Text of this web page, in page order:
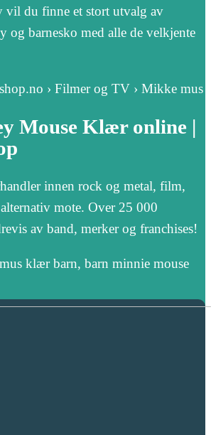
vil du finne et stort utvalg av
og barnesko med alle de velkjente
› Filmer og TV › Mikke mus
Mouse Klær online |
innen rock og metal, film,
mote. Over 25 000
av band, merker og franchises!
klær barn, barn minnie mouse